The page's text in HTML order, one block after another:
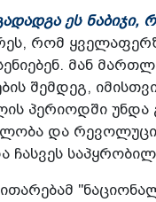
ეს
რომ
მან
შემდეგ,
პერიოდში უნდა
და
ჩასვეს